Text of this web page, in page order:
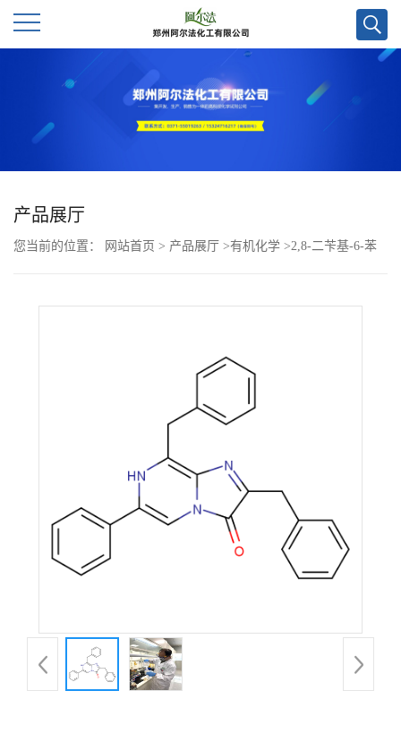
公
产品展厅
您当前的位置： 网站首页 > 产品展厅 >有机化学 >2,8-二苄基-6-苯